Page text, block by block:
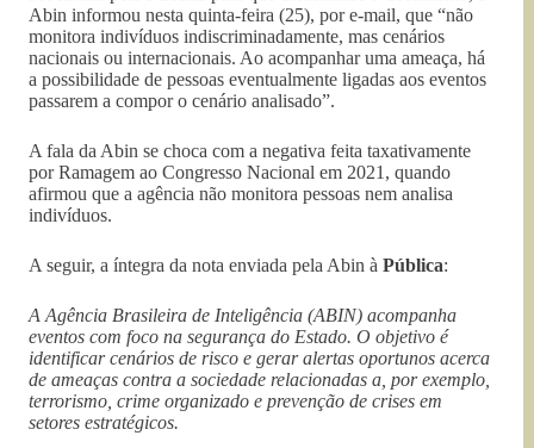
Abin informou nesta quinta-feira (25), por e-mail, que “não
monitora indivíduos indiscriminadamente, mas cenários
nacionais ou internacionais. Ao acompanhar uma ameaça, há
a possibilidade de pessoas eventualmente ligadas aos eventos
passarem a compor o cenário analisado”.
A fala da Abin se choca com a negativa feita taxativamente
por Ramagem ao Congresso Nacional em 2021, quando
afirmou que a agência não monitora pessoas nem analisa
indivíduos.
A seguir, a íntegra da nota enviada pela Abin à Pública:
A Agência Brasileira de Inteligência (ABIN) acompanha
eventos com foco na segurança do Estado. O objetivo é
identificar cenários de risco e gerar alertas oportunos acerca
de ameaças contra a sociedade relacionadas a, por exemplo,
terrorismo, crime organizado e prevenção de crises em
setores estratégicos.